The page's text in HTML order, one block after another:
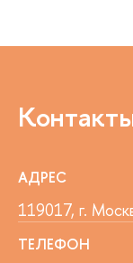
АДРЕС
119017, г.
ТЕЛЕФОН